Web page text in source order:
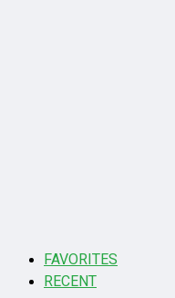
FAVORITES
RECENT